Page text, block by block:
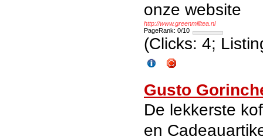
onze website
http://www.greenmilltea.nl
PageRank: 0/10
(Clicks: 4;
Gusto
De lekkerste
en